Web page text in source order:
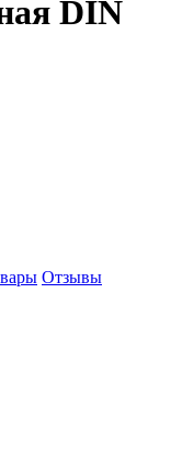
DIN
Отзывы